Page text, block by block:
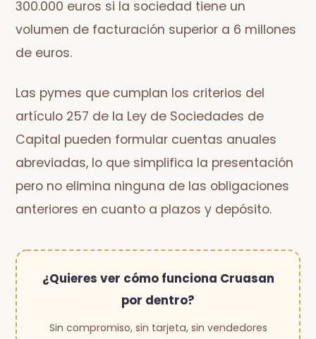
300.000 euros si la sociedad tiene un
volumen de facturación superior a 6 millones
de euros.
Las pymes que cumplan los criterios del
artículo 257 de la Ley de Sociedades de
Capital pueden formular cuentas anuales
abreviadas, lo que simplifica la presentación
pero no elimina ninguna de las obligaciones
anteriores en cuanto a plazos y depósito.
¿Quieres ver cómo funciona Cruasan
por dentro?
Sin compromiso, sin tarjeta, sin vendedores